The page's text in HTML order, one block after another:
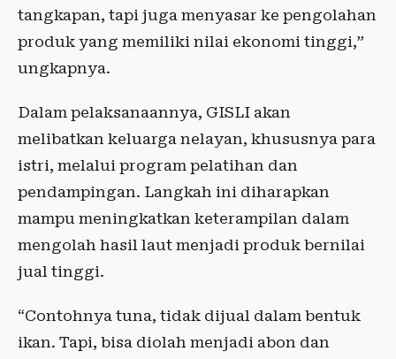
tangkapan, tapi juga menyasar ke pengolahan
produk yang memiliki nilai ekonomi tinggi,”
ungkapnya.
Dalam pelaksanaannya, GISLI akan
melibatkan keluarga nelayan, khususnya para
istri, melalui program pelatihan dan
pendampingan. Langkah ini diharapkan
mampu meningkatkan keterampilan dalam
mengolah hasil laut menjadi produk bernilai
jual tinggi.
“Contohnya tuna, tidak dijual dalam bentuk
ikan. Tapi, bisa diolah menjadi abon dan